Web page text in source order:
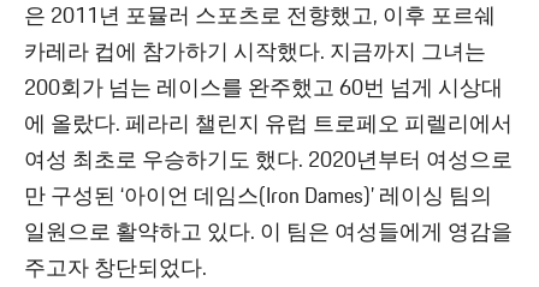
은 2011년 포뮬러 스포츠로 전향했고, 이후 포르쉐
카레라 컵에 참가하기 시작했다. 지금까지 그녀는
200회가 넘는 레이스를 완주했고 60번 넘게 시상대
에 올랐다. 페라리 챌린지 유럽 트로페오 피렐리에서
여성 최초로 우승하기도 했다. 2020년부터 여성으로
만 구성된 ‘아이언 데임스(Iron Dames)’ 레이싱 팀의
일원으로 활약하고 있다. 이 팀은 여성들에게 영감을
주고자 창단되었다.